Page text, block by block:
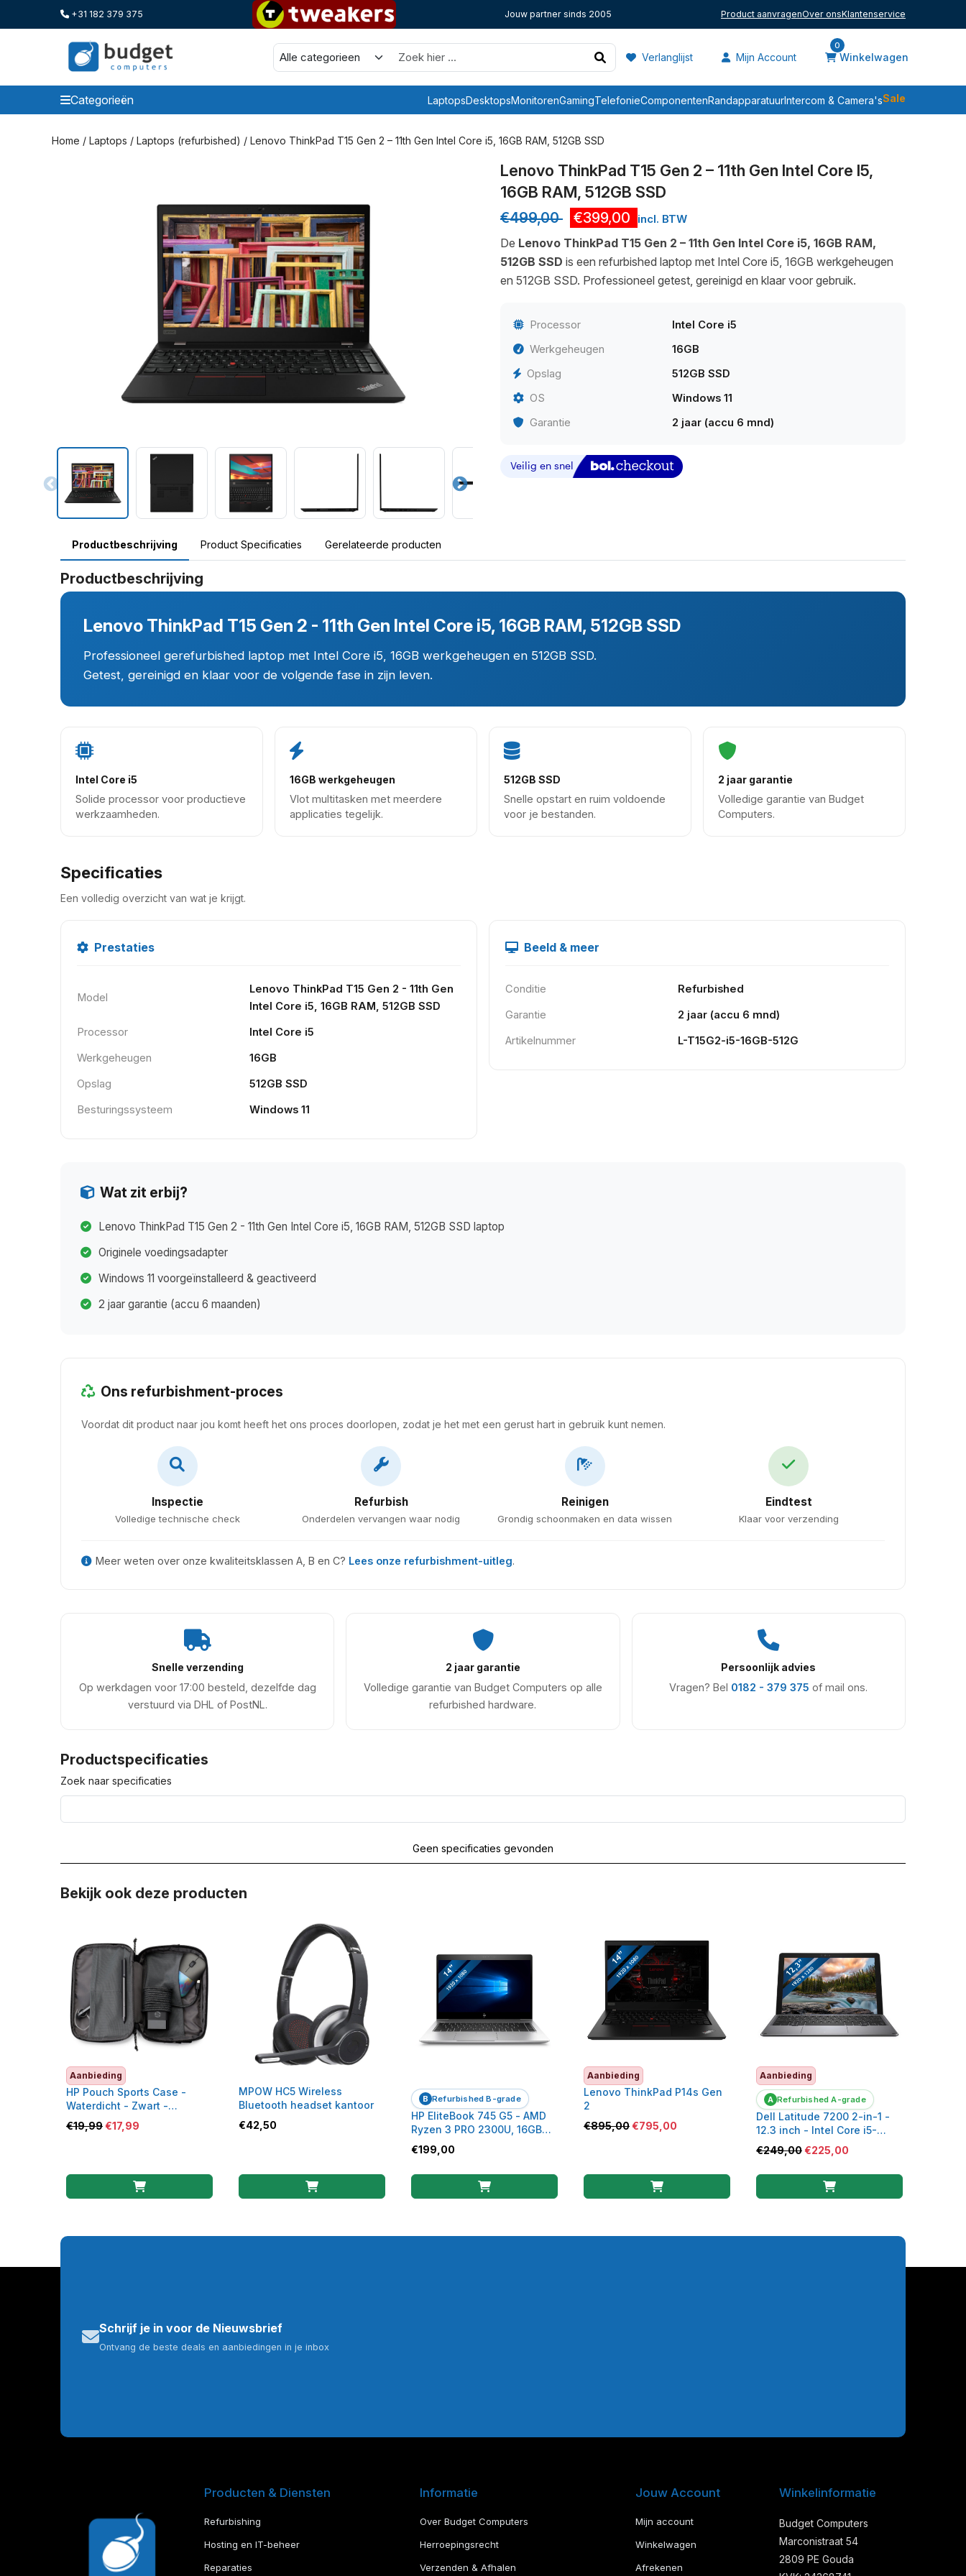
+31 182 379 375 Jouw partner sinds 2005 Product aanvragenOver onsKlantenservice
Verlanglijst Mijn Account
0
Winkelwagen
Categorieën LaptopsDesktopsMonitorenGamingTelefonieComponentenRandapparatuurIntercom & Camera'sSale
Categorieen
Home / Laptops / Laptops (refurbished) / Lenovo ThinkPad T15 Gen 2 – 11th Gen Intel Core i5, 16GB RAM, 512GB SSD
Lenovo ThinkPad T15 Gen 2 – 11th Gen Intel Core I5,
16GB RAM, 512GB SSD
€499,00 €399,00 incl. BTW
De Lenovo ThinkPad T15 Gen 2 – 11th Gen Intel Core i5, 16GB RAM,
512GB SSD is een refurbished laptop met Intel Core i5, 16GB werkgeheugen
en 512GB SSD. Professioneel getest, gereinigd en klaar voor gebruik.
Processor
Intel Core i5
Werkgeheugen
16GB
Opslag
512GB SSD
OS
Windows 11
Garantie
2 jaar (accu 6 mnd)
Productbeschrijving Product Specificaties Gerelateerde producten
Productbeschrijving
Lenovo ThinkPad T15 Gen 2 - 11th Gen Intel Core i5, 16GB RAM, 512GB SSD
Professioneel gerefurbished laptop met Intel Core i5, 16GB werkgeheugen en 512GB SSD.
Getest, gereinigd en klaar voor de volgende fase in zijn leven.
Intel Core i5
Solide processor voor productieve
werkzaamheden.
16GB werkgeheugen
Vlot multitasken met meerdere
applicaties tegelijk.
512GB SSD
Snelle opstart en ruim voldoende
voor je bestanden.
2 jaar garantie
Volledige garantie van Budget
Computers.
Specificaties
Een volledig overzicht van wat je krijgt.
Prestaties
Model
Lenovo ThinkPad T15 Gen 2 - 11th Gen
Intel Core i5, 16GB RAM, 512GB SSD
Processor
Intel Core i5
Werkgeheugen
16GB
Opslag
512GB SSD
Besturingssysteem
Windows 11
Beeld & meer
Conditie
Refurbished
Garantie
2 jaar (accu 6 mnd)
Artikelnummer
L-T15G2-i5-16GB-512G
Wat zit erbij?
Lenovo ThinkPad T15 Gen 2 - 11th Gen Intel Core i5, 16GB RAM, 512GB SSD laptop
Originele voedingsadapter
Windows 11 voorgeïnstalleerd & geactiveerd
2 jaar garantie (accu 6 maanden)
Ons refurbishment-proces
Voordat dit product naar jou komt heeft het ons proces doorlopen, zodat je het met een gerust hart in gebruik kunt nemen.
Inspectie
Volledige technische check
Refurbish
Onderdelen vervangen waar nodig
Reinigen
Grondig schoonmaken en data wissen
Eindtest
Klaar voor verzending
Meer weten over onze kwaliteitsklassen A, B en C? Lees onze refurbishment-uitleg.
Snelle verzending
Op werkdagen voor 17:00 besteld, dezelfde dag
verstuurd via DHL of PostNL.
2 jaar garantie
Volledige garantie van Budget Computers op alle
refurbished hardware.
Persoonlijk advies
Vragen? Bel 0182 - 379 375 of mail ons.
Productspecificaties
Zoek naar specificaties
Geen specificaties gevonden
Bekijk ook deze producten
Aanbieding
HP Pouch Sports Case -
Waterdicht - Zwart -
14V34AA
€19,99€17,99
MPOW HC5 Wireless
Bluetooth headset kantoor
€42,50
B Refurbished B-grade
HP EliteBook 745 G5 - AMD
Ryzen 3 PRO 2300U, 16GB
RAM, 256GB SSD
€199,00
Aanbieding
Lenovo ThinkPad P14s Gen
2
€895,00€795,00
Aanbieding
A Refurbished A-grade
Dell Latitude 7200 2-in-1 -
12.3 inch - Intel Core i5-
8265U - 8GB - 256GB SSD -
incl. Typecover
€249,00€225,00
Schrijf je in voor de Nieuwsbrief
Ontvang de beste deals en aanbiedingen in je inbox
Producten & Diensten
Refurbishing
Hosting en IT-beheer
Reparaties
Informatie
Over Budget Computers
Herroepingsrecht
Verzenden & Afhalen
Jouw Account
Mijn account
Winkelwagen
Afrekenen
Winkelinformatie
Budget Computers
Marconistraat 54
2809 PE Gouda